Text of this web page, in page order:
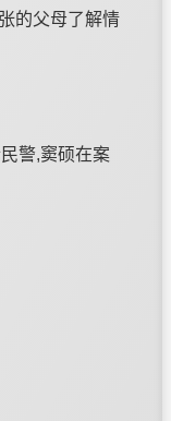
的父母了解情
警,窦硕在案